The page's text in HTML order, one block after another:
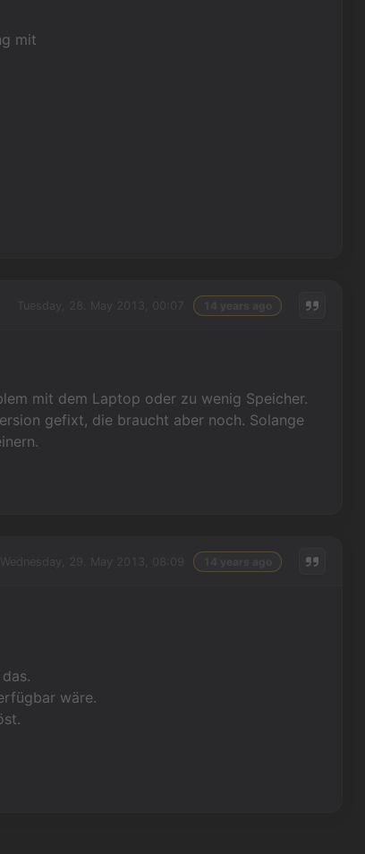
mit
mit dem Laptop oder zu wenig Speicher.
gefixt, die braucht aber noch. Solange
wäre.